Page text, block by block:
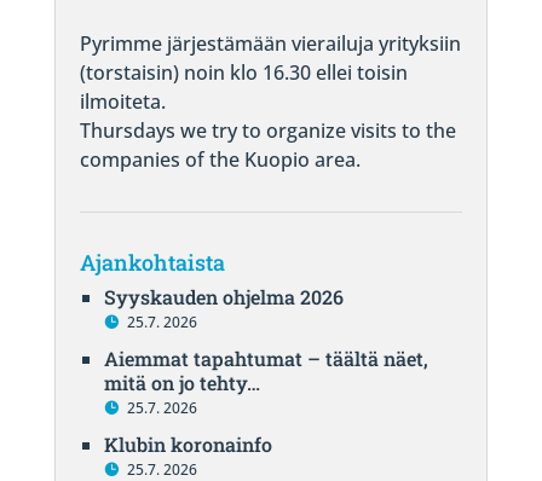
Pyrimme järjestämään vierailuja yrityksiin
(torstaisin) noin klo 16.30 ellei toisin
ilmoiteta.
Thursdays we try to organize visits to the
companies of the Kuopio area.
Ajankohtaista
Syyskauden ohjelma 2026
25.7. 2026
Aiemmat tapahtumat – täältä näet,
mitä on jo tehty…
25.7. 2026
Klubin koronainfo
25.7. 2026